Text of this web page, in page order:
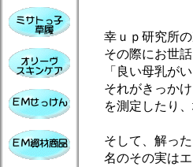
幸ｕｐ研究所の
その際にお世話
「良い母乳がい
それがきっかけ
を測定したり、
そして、解った
名のその実はエ